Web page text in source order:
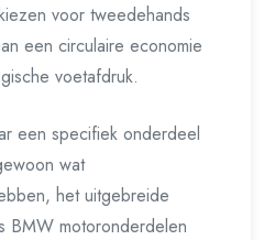
voor tweedehands
een circulaire economie
voetafdruk.
een specifiek onderdeel
wat
het uitgebreide
BMW motoronderdelen